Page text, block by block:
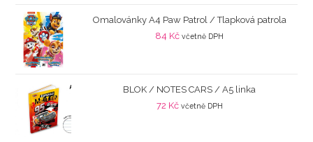
Omalovánky A4 Paw Patrol / Tlapková patrola
84 Kč včetně DPH
BLOK / NOTES CARS / A5 linka
72 Kč včetně DPH